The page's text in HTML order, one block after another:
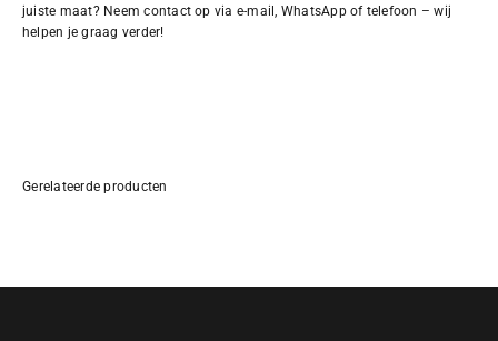
juiste maat? Neem contact op via e-mail, WhatsApp of telefoon – wij
helpen je graag verder!